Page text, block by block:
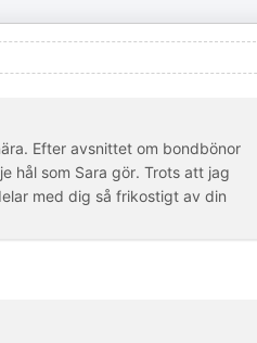
Efter avsnittet om bondbönor
hål som Sara gör. Trots att jag
med dig så frikostigt av din